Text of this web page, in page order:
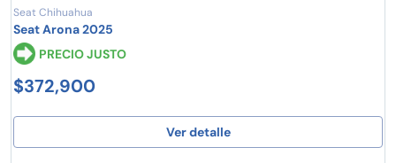
Seat Chihuahua
Seat Arona 2025
PRECIO JUSTO
$372,900
Ver detalle